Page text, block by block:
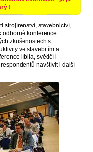
!
strojírenství, stavebnictví,
odborné konference
zkušenostech s
ve stavebním a
líbila, svědčí i
navštívit i další